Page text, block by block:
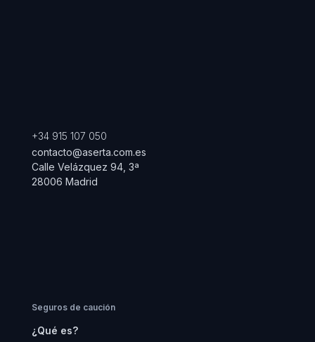
+34 915 107 050
contacto@aserta.com.es
Calle Velázquez 94, 3ª
28006 Madrid
Seguros de caución
¿Qué es?